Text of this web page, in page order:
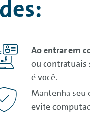
Ao entrar em
ou contratuais
é você.
Mantenha seu
evite